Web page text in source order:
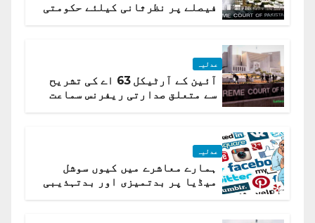
فیصلے پر نظرثانی کیلئے حکومتی
عدلیہ
آئین کے آرٹیکل 63 اے کی تشریح
سے متعلق صدارتی ریفرنس سماعت
عدلیہ
ہمارے معاشرے میں کیوں سوشل
میڈیا پر بدتمیزی اور بدتہذیبی